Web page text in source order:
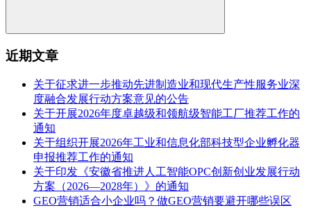
近期文章
关于征求进一步推动先进制造业和现代生产性服务业深
度融合发展行动方案意见的公告
关于开展2026年度卓越级和领航级智能工厂推荐工作的
通知
关于组织开展2026年工业和信息化部科技型企业孵化器
申报推荐工作的通知
关于印发《安徽省推进人工智能OPC创新创业发展行动
方案（2026—2028年）》的通知
GEO营销适合小企业吗？做GEO营销要避开哪些误区